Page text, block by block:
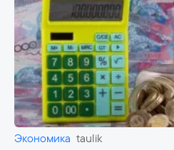
Экономика taulik